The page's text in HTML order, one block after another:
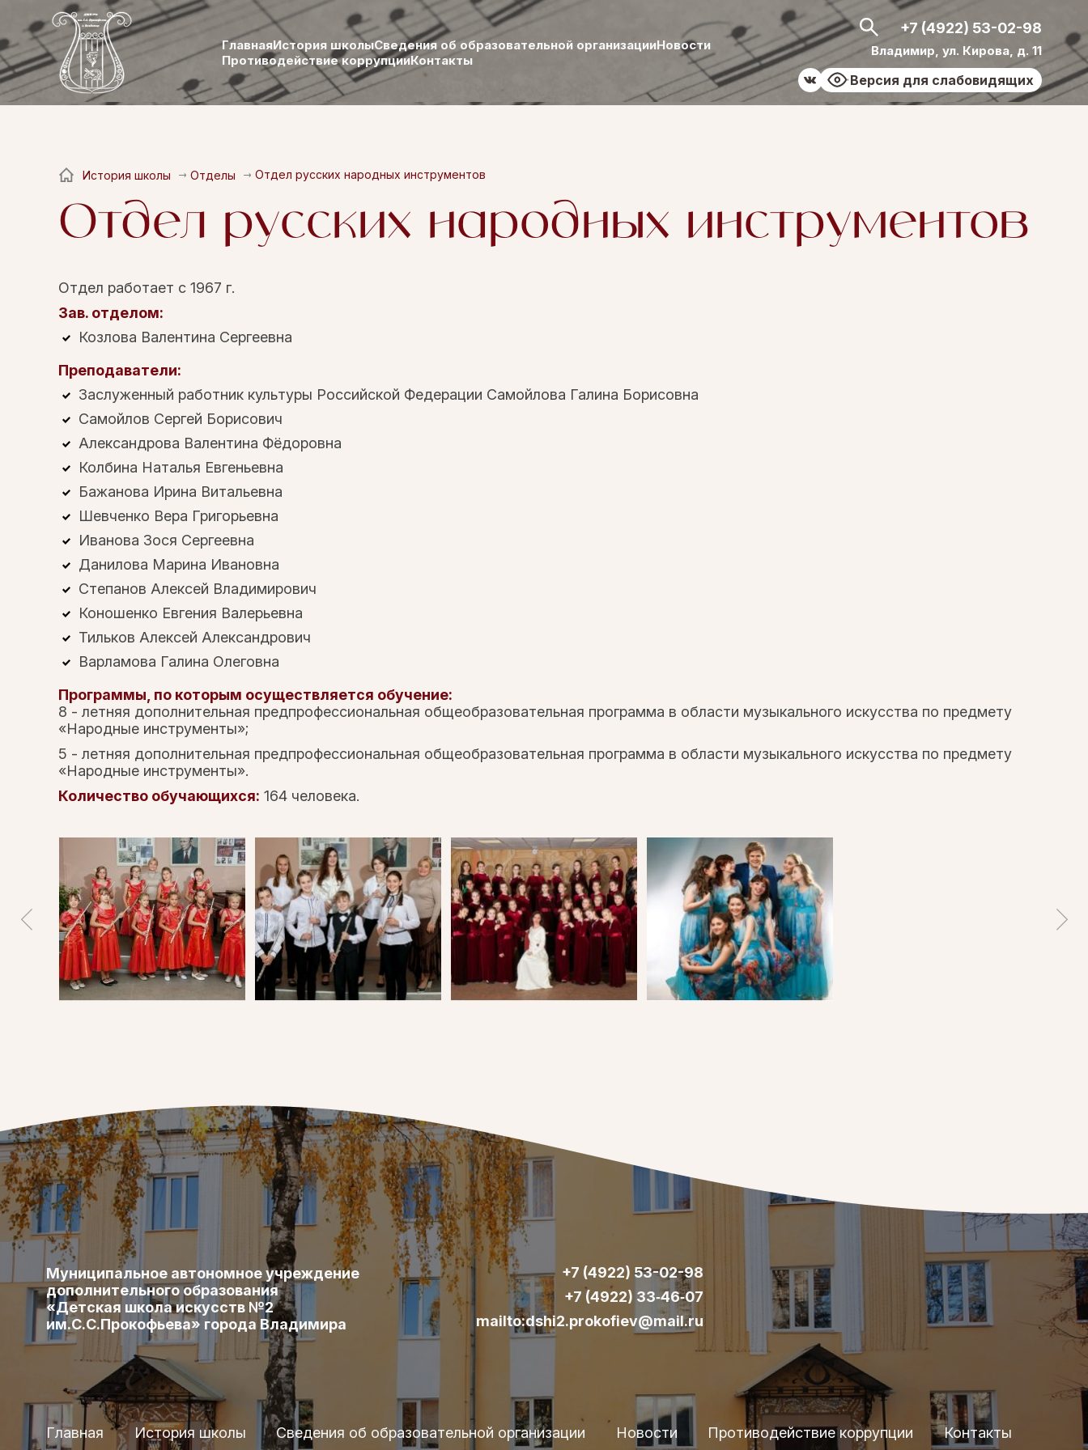
ГлавнаяИстория школыСведения об образовательной организацииНовости
Противодействие коррупцииКонтакты
Версия для слабовидящих
+7 (4922) 53-02-98
Владимир, ул. Кирова, д. 11
История школы Отделы Отдел русских народных инструментов
Отдел русских народных инструментов
Отдел работает с 1967 г.
Зав. отделом:
Козлова Валентина Сергеевна
Преподаватели:
Заслуженный работник культуры Российской Федерации Самойлова Галина Борисовна
Самойлов Сергей Борисович
Александрова Валентина Фёдоровна
Колбина Наталья Евгеньевна
Бажанова Ирина Витальевна
Шевченко Вера Григорьевна
Иванова Зося Сергеевна
Данилова Марина Ивановна
Степанов Алексей Владимирович
Коношенко Евгения Валерьевна
Тильков Алексей Александрович
Варламова Галина Олеговна
Программы, по которым осуществляется обучение:
8 - летняя дополнительная предпрофессиональная общеобразовательная программа в области музыкального искусства по предмету
«Народные инструменты»;
5 - летняя дополнительная предпрофессиональная общеобразовательная программа в области музыкального искусства по предмету
«Народные инструменты».
Количество обучающихся: 164 человека.
Муниципальное автономное учреждение
дополнительного образования
«Детская школа искусств №2
им.С.С.Прокофьева» города Владимира
+7 (4922) 53-02-98
+7 (4922) 33‑46‑07
mailto:dshi2.prokofiev@mail.ru
Главная История школы Сведения об образовательной организации Новости Противодействие коррупции Контакты